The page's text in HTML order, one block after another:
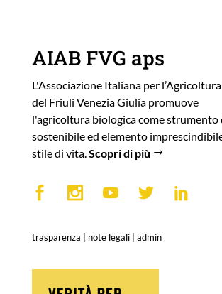
AIAB FVG aps
L'Associazione Italiana per
del Friuli Venezia Giulia promuove
l'agricoltura biologica come strumento
sostenibile ed elemento
stile di vita.Scopri di più
trasparenza note legali| admin